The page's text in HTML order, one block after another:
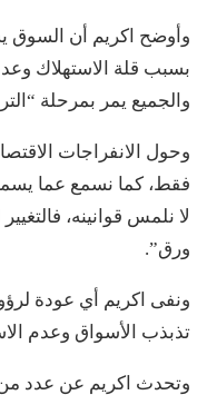
وأوضح اكريم أن السوق
بسبب قلة الاستهلاك
والجميع يمر بمرحلة
وحول الانفراجات
فقط، كما نسمع عما
لا نلمس قوانينه،
ورق”.
ونفى اكريم أي عودة
تذبذب الأسواق وعدم
وتحدث اكريم عن عدد من